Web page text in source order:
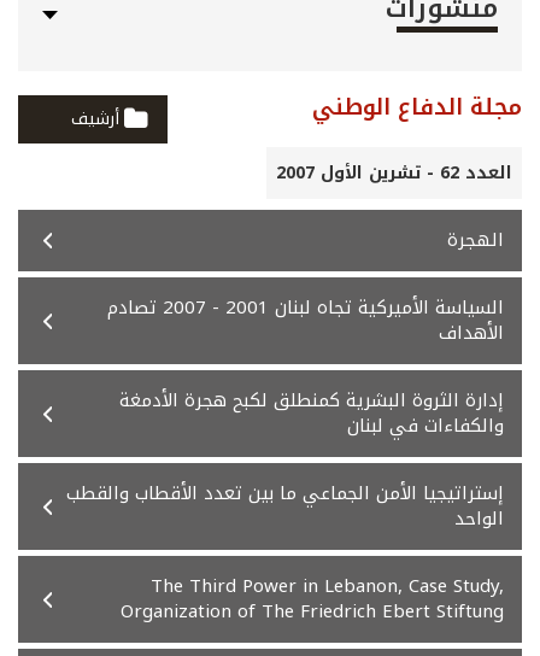
مجلة الدفاع الوطني
أرشيف
العدد 62 - تشرين الأول 2007
الهجرة
السياسة الأميركية تجاه لبنان 2001 - 2007 تصادم
الأهداف
إدارة الثروة البشرية كمنطلق لكبح هجرة الأدمغة
والكفاءات في لبنان
إستراتيجيا الأمن الجماعي ما بين تعدد الأقطاب والقطب
الواحد
The Third Power in Lebanon, Case Study,
Organization of The Friedrich Ebert Stiftung